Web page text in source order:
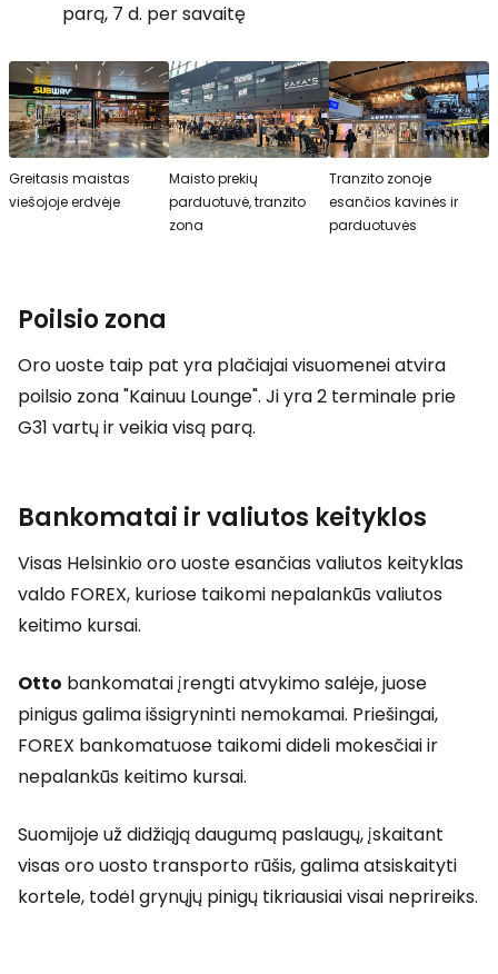
parą, 7 d. per savaitę
Greitasis maistas
viešojoje erdvėje
Maisto prekių
parduotuvė, tranzito
zona
Tranzito zonoje
esančios kavinės ir
parduotuvės
Poilsio zona
Oro uoste taip pat yra plačiajai visuomenei atvira
poilsio zona "Kainuu Lounge". Ji yra 2 terminale prie
G31 vartų ir veikia visą parą.
Bankomatai ir valiutos keityklos
Visas Helsinkio oro uoste esančias valiutos keityklas
valdo FOREX, kuriose taikomi nepalankūs valiutos
keitimo kursai.
Otto bankomatai įrengti atvykimo salėje, juose
pinigus galima išsigryninti nemokamai. Priešingai,
FOREX bankomatuose taikomi dideli mokesčiai ir
nepalankūs keitimo kursai.
Suomijoje už didžiąją daugumą paslaugų, įskaitant
visas oro uosto transporto rūšis, galima atsiskaityti
kortele, todėl grynųjų pinigų tikriausiai visai neprireiks.